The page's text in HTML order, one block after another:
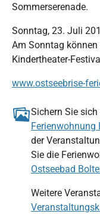
Sommerserenade.
Sonntag, 23. Juli
Am Sonntag
Kindertheater-
www.ostseebrise-
Sichern Sie
Ferienwohnung
der
Sie die
Ostseebad
Weitere